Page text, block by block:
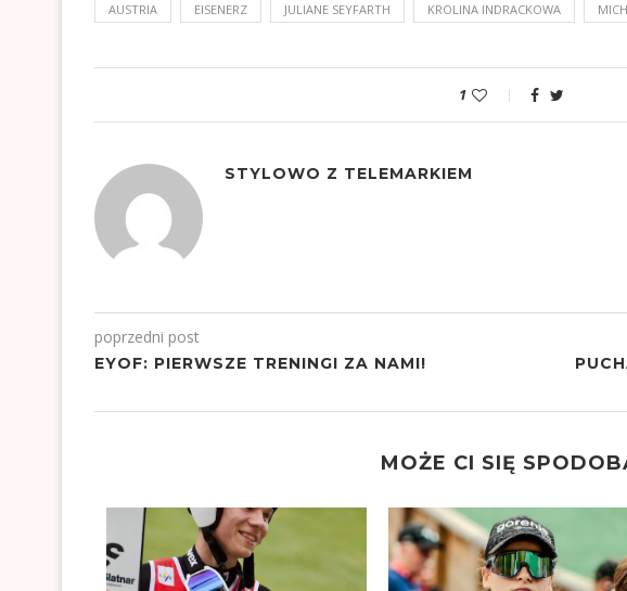
AUSTRIA EISENERZ JULIANE SEYFARTH KROLINA INDRACKOWA
1
STYLOWO Z TELEMARKIEM
poprzedni post
EYOF: PIERWSZE TRENINGI ZA NAMI!
MOŻE CI SIĘ